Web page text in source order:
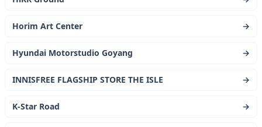
Horim Art Center →
Hyundai Motorstudio Goyang →
INNISFREE FLAGSHIP STORE THE ISLE →
K-Star Road →